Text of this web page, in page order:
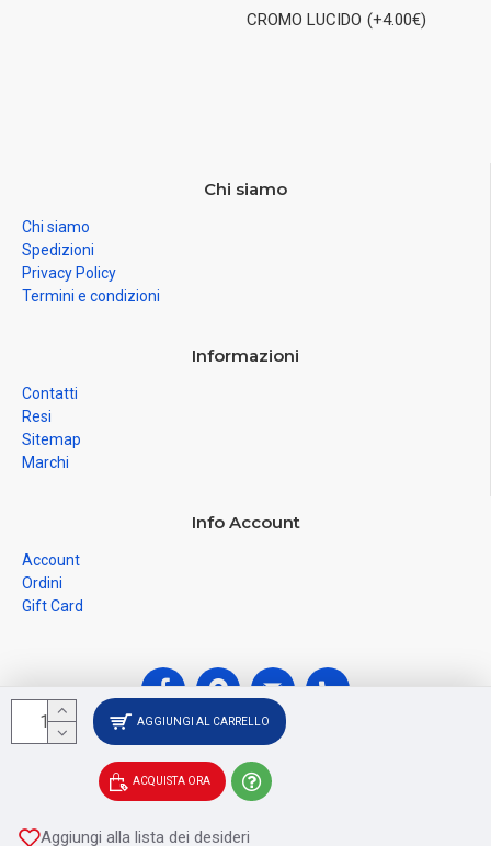
CROMO LUCIDO (+4.00€)
AGGIUNGI AL CARRELLO
ACQUISTA ORA
Aggiungi alla lista dei desideri
Chi siamo
Chi siamo
Spedizioni
Privacy Policy
Termini e condizioni
Informazioni
Contatti
Resi
Sitemap
Marchi
Info Account
Account
Ordini
Gift Card
© Ferramenta Santoro Domenico 2026, C.F.
SNTDNC60T04F481U, P.IVA IT02228110652 - Registro delle